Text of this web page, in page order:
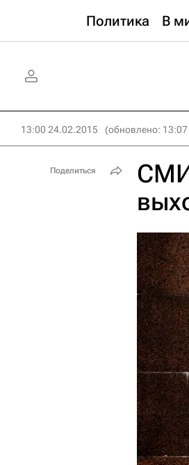
Политика В
13:00 24.02.2015 (обновлено:
Поделиться